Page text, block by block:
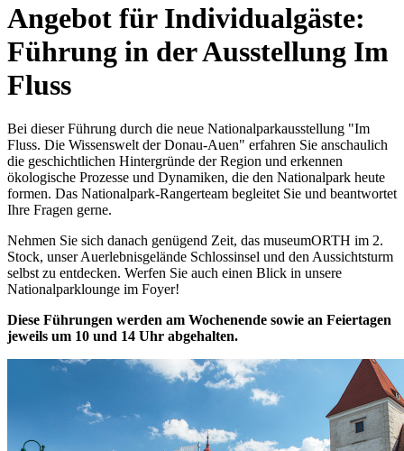
Angebot für Individualgäste:
Führung in der Ausstellung Im
Fluss
Bei dieser Führung durch die neue Nationalparkausstellung "Im
Fluss. Die Wissenswelt der Donau-Auen" erfahren Sie anschaulich
die geschichtlichen Hintergründe der Region und erkennen
ökologische Prozesse und Dynamiken, die den Nationalpark heute
formen. Das Nationalpark-Rangerteam begleitet Sie und beantwortet
Ihre Fragen gerne.
Nehmen Sie sich danach genügend Zeit, das museumORTH im 2.
Stock, unser Auerlebnisgelände Schlossinsel und den Aussichtsturm
selbst zu entdecken. Werfen Sie auch einen Blick in unsere
Nationalparklounge im Foyer!
Diese Führungen werden am Wochenende sowie an Feiertagen
jeweils um 10 und 14 Uhr abgehalten.